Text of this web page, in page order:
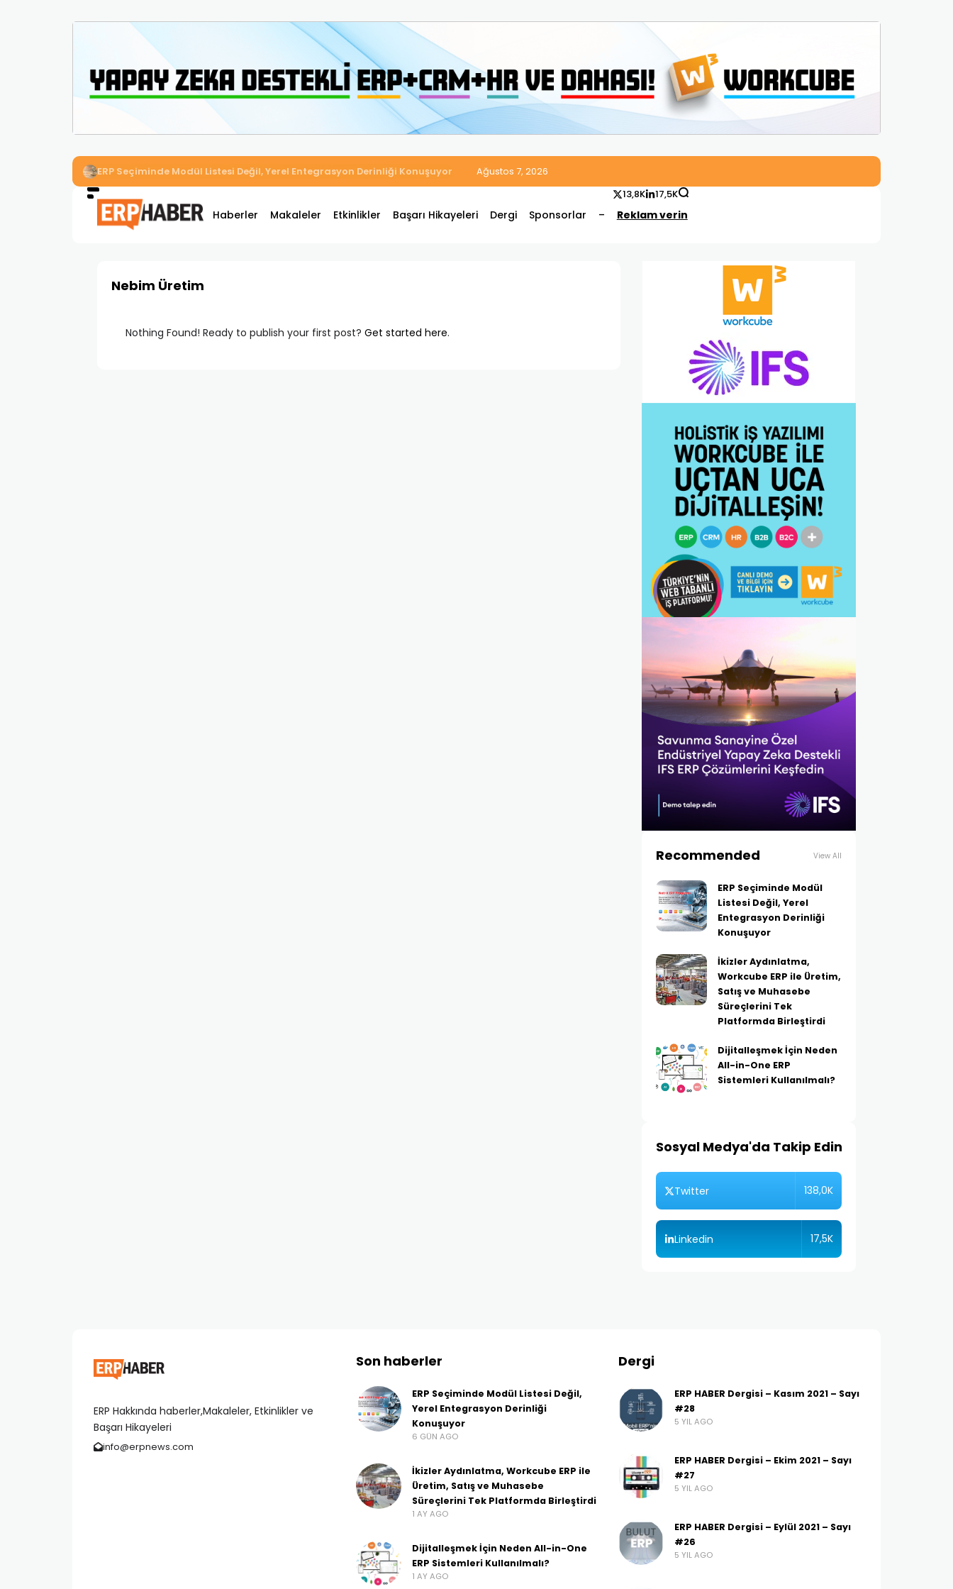
İkizler Aydınlatma, Workcube ERP ile Üretim, Satış ve Muhasebe Süreçlerini Tek Platformda Birleştirdi
Ağustos 7, 2026
Haberler Makaleler Etkinlikler Başarı Hikayeleri Dergi Sponsorlar – Reklam verin
13,8K 17,5K
Nebim Üretim
Nothing Found! Ready to publish your first post? Get started here.
Recommended View All
ERP Seçiminde Modül
Listesi Değil, Yerel
Entegrasyon Derinliği
Konuşuyor
İkizler Aydınlatma,
Workcube ERP ile Üretim,
Satış ve Muhasebe
Süreçlerini Tek
Platformda Birleştirdi
Dijitalleşmek İçin Neden
All-in-One ERP
Sistemleri Kullanılmalı?
Sosyal Medya'da Takip Edin
Twitter 138,0K
Linkedin 17,5K
ERP Hakkında haberler,Makaleler, Etkinlikler ve
Başarı Hikayeleri
info@erpnews.com
Son haberler
ERP Seçiminde Modül Listesi Değil,
Yerel Entegrasyon Derinliği
Konuşuyor
6 GÜN AGO
İkizler Aydınlatma, Workcube ERP ile
Üretim, Satış ve Muhasebe
Süreçlerini Tek Platformda Birleştirdi
1 AY AGO
Dijitalleşmek İçin Neden All-in-One
ERP Sistemleri Kullanılmalı?
1 AY AGO
Dergi
ERP HABER Dergisi – Kasım 2021 – Sayı
#28
5 YIL AGO
ERP HABER Dergisi – Ekim 2021 – Sayı
#27
5 YIL AGO
ERP HABER Dergisi – Eylül 2021 – Sayı
#26
5 YIL AGO